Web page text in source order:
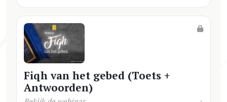
Fiqh van het gebed (Toets +
Antwoorden)